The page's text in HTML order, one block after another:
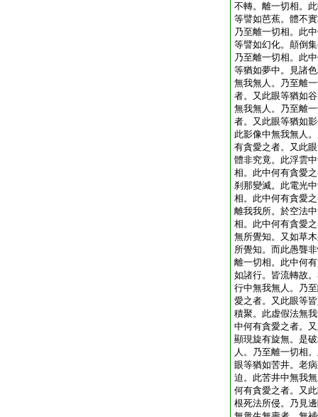
不轉。離一切相。
等譬如芭蕉。體不
乃至離一切相。此
等譬如幻化。顛倒
乃至離一切相。此
等猶如夢中。見諸
無我無人。乃至離
者。又此眼等猶如
無我無人。乃至離
者。又此眼等猶如
此影像中無我無人
有貪愛之者。又此
體非究竟。此浮雲
相。此中何有貪愛
刹那變滅。此電光
相。此中何有貪愛
離我我所。於空法
相。此中何有貪愛
無所覺知。又如草
所覺知。而此愚聾
離一切相。此中何
如諸行。皆流轉故
行中無我無人。乃
愛之者。又此眼等
積聚。此虚假法無
中何有貪愛之者。
顯現旋有旋無。是
人。乃至離一切相
眼等猶如苦井。老
迫。此苦井中無我
何有貪愛之者。又
根死法所侵。乃見